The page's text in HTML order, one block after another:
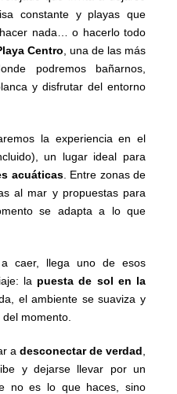
constante y playas que
nada… o hacerlo todo
Centro , una de las más
podremos bañarnos,
y disfrutar del entorno
la experiencia en el
un lugar ideal para
acuáticas. Entre zonas de
al mar y propuestas para
se adapta a lo que
caer, llega uno de esos
la puesta de sol en la
el ambiente se suaviza y
momento.
a desconectar de verdad
y dejarse llevar por un
no es lo que haces, sino